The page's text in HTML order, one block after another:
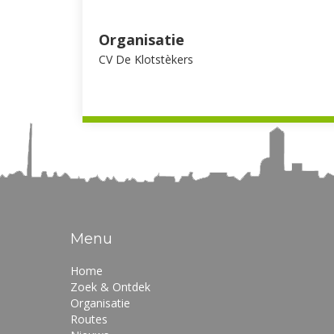
Organisatie
CV De Klotstèkers
Menu
Home
Zoek & Ontdek
Organisatie
Routes